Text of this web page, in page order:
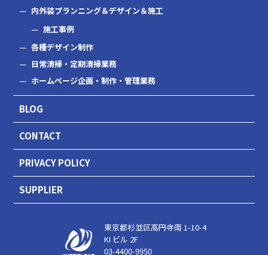
内外装プランニング＆デザイン＆施工
施工事例
各種デザイン制作
日常清掃・定期清掃業務
ホームページ企画・制作・管理業務
BLOG
CONTACT
PRIVACY POLICY
SUPPLIER
東京都杉並区高円寺南 1-10-4
KI ビル 2F
03-4400-9950